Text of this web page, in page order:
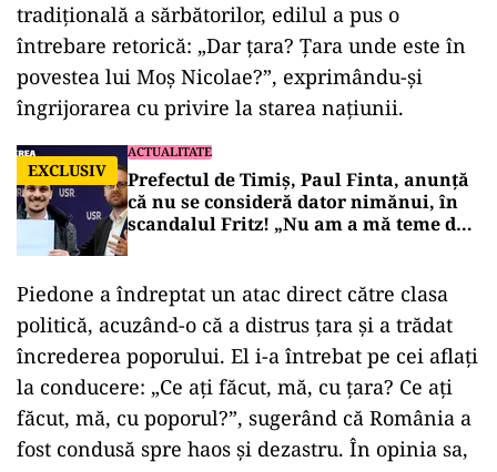
tradițională a sărbătorilor, edilul a pus o
întrebare retorică: „Dar țara? Țara unde este în
povestea lui Moș Nicolae?”, exprimându-și
îngrijorarea cu privire la starea națiunii.
EXCLUSIV
ACTUALITATE
Prefectul de Timiș, Paul Finta, anunță
că nu se consideră dator nimănui, în
scandalul Fritz! „Nu am a mă teme de
Piedone a îndreptat un atac direct către clasa
politică, acuzând-o că a distrus țara și a trădat
încrederea poporului. El i-a întrebat pe cei aflați
la conducere: „Ce ați făcut, mă, cu țara? Ce ați
făcut, mă, cu poporul?”, sugerând că România a
fost condusă spre haos și dezastru. În opinia sa,